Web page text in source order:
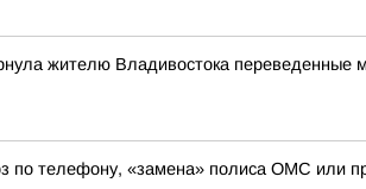
жителю Владивостока переведенные
по телефону, «замена» полиса ОМС или